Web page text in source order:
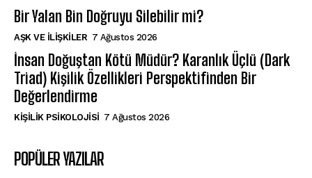
Bir Yalan Bin Doğruyu Silebilir mi?
AŞK VE İLIŞKILER 7 Ağustos 2026
İnsan Doğuştan Kötü Müdür? Karanlık Üçlü (Dark
Triad) Kişilik Özellikleri Perspektifinden Bir
Değerlendirme
KIŞILIK PSIKOLOJISI 7 Ağustos 2026
POPÜLER YAZILAR